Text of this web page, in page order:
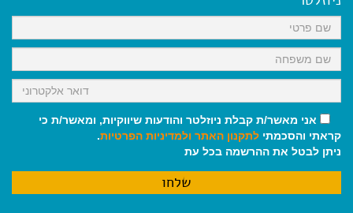
k
p
m
אני מאשר/ת קבלת ניוזלטר והודעות שיווקיות, ומאשר/ת כי
קראתי והסכמתי לתקנון האתר ולמדיניות הפרטיות.
ניתן לבטל את ההרשמה בכל עת